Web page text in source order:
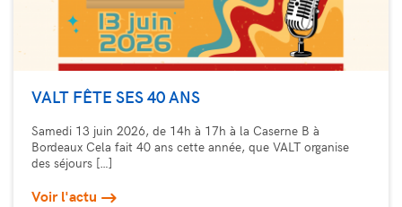
VALT FÊTE SES 40 ANS
Samedi 13 juin 2026, de 14h à 17h à la Caserne B à
Bordeaux Cela fait 40 ans cette année, que VALT organise
des séjours […]
Voir l'actu